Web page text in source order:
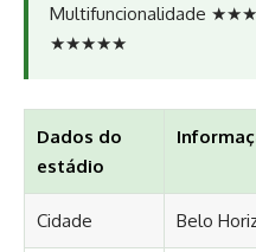
Multifuncionalidade
★★★★★
Dados do
estádio
Cidade Belo